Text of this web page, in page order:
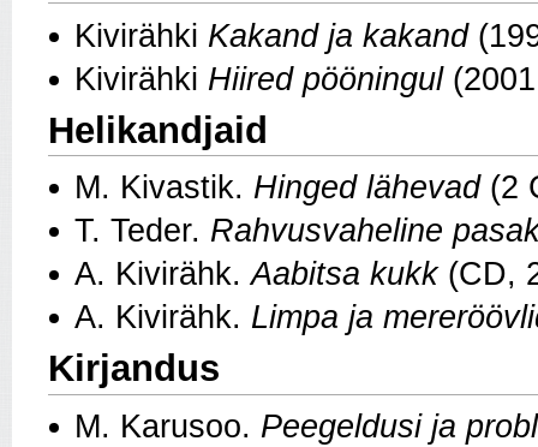
Kivirähki Kakand ja kakand
Kivirähki Hiired pööningul
Helikandjaid
M. Kivastik. Hinged lähevad(2
T. Teder. Rahvusvaheline
A. Kivirähk.Aabitsa kukk(CD,
A. Kivirähk. Limpa ja
Kirjandus
M. Karusoo. Peegeldusi ja